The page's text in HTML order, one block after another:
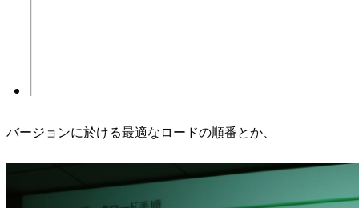
バージョンに於ける最適なロードの順番とか、